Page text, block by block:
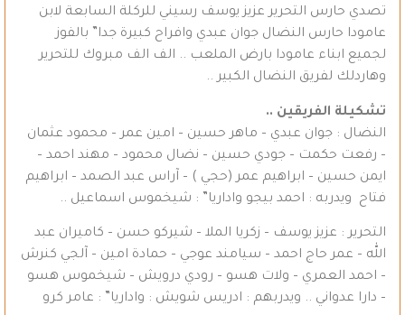
تصدي حارس التحرير عزيز يوسف رسيني للركلة السابعة لابن
عامودا حارس النضال جوان عبدي وافراح كبيرة جدا” بالفوز
لجميع ابناء عامودا بارض الملعب .. الف الف مبروك للتحرير
وهاردلك لفريق النضال الكبير ..
تشكيلة الفريقين ..
النضال : جوان عبدي – ماهر حسين – امين عمر – محمود عثمان
– رفعت حكمت – جودي حسين – نضال محمود – مهند احمد –
ايمن حسين – ابراهيم عمر (حجي ) – آراس عبد الصمد – ابراهيم
فتاح ويدربه : احمد بيجو واداريا” : شيخموس اسماعيل ..
التحرير : عزيز يوسف – زكريا الملا – شيركو حسن – كاميران عبد
الله – عمر حاج احمد – سيامند عوجي – حمادة امين – آلجي كنرش
– احمد العمري – ولات هسو – رودي درويش – شيخموس هسو
– دارا عدواني .. ويدربهم : ادريس شويش : واداريا” : عامر كرو